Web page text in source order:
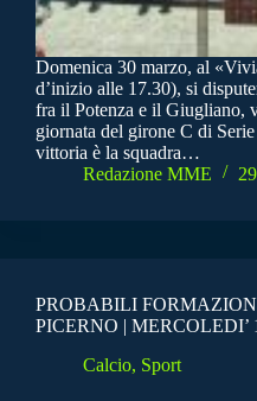
Domenica 30 marzo, al
d’inizio alle 17.30), si
fra il Potenza e il Giugliano,
giornata del girone C di
vittoria è la squadra…
Redazione MME
PROBABILI
PICERNO | MERCOLEDI’
Calcio, Sport